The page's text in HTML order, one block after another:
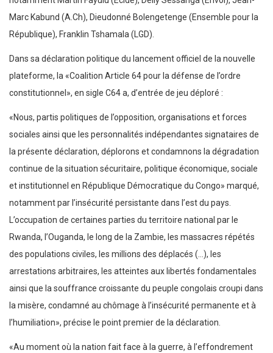
Marc Kabund (A.Ch), Dieudonné Bolengetenge (Ensemble pour la
République), Franklin Tshamala (LGD).
Dans sa déclaration politique du lancement officiel de la nouvelle
plateforme, la «Coalition Article 64 pour la défense de l’ordre
constitutionnel», en sigle C64 a, d’entrée de jeu déploré :
«Nous, partis politiques de l’opposition, organisations et forces
sociales ainsi que les personnalités indépendantes signataires de
la présente déclaration, déplorons et condamnons la dégradation
continue de la situation sécuritaire, politique économique, sociale
et institutionnel en République Démocratique du Congo» marqué,
notamment par l’insécurité persistante dans l’est du pays.
L’occupation de certaines parties du territoire national par le
Rwanda, l’Ouganda, le long de la Zambie, les massacres répétés
des populations civiles, les millions des déplacés (…), les
arrestations arbitraires, les atteintes aux libertés fondamentales
ainsi que la souffrance croissante du peuple congolais croupi dans
la misère, condamné au chômage à l’insécurité permanente et à
l’humiliation», précise le point premier de la déclaration.
«Au moment où la nation fait face à la guerre, à l’effondrement